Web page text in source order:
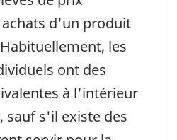
d'un produit
les
ont des
à l'intérieur
sauf s'il existe des